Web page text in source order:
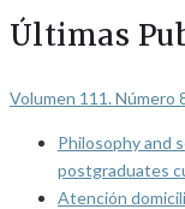
Últimas
Volumen 111. Número
Philosophy and
postgraduates
Atención